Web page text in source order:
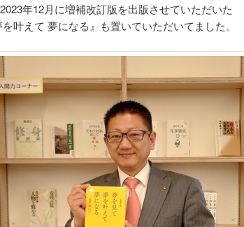
年12月に増補改訂版を出版させていただいた
叶えて 夢になる』も置いていただいてました。